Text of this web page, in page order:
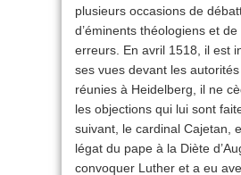
plusieurs occasions de
d’éminents théologiens et
erreurs. En avril 1518, il est
ses vues devant les
réunies à Heidelberg, il ne
les objections qui lui sont
suivant, le cardinal Cajetan,
légat du pape à la Diète
convoquer Luther et a eu